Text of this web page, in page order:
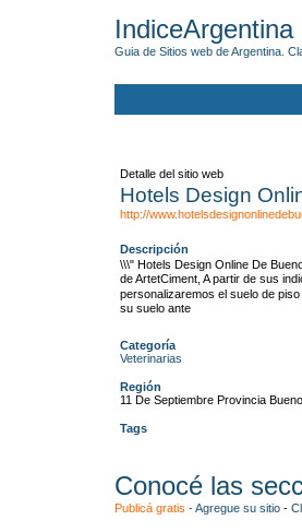
IndiceArgentina
Guia de Sitios web de Argentina.
Detalle del sitio web
Hotels Design
http://
Descripción
\\\" Hotels Design Online De
de ArtetCiment, A partir de sus
personalizaremos el suelo de
su suelo ante
Categoría
Veterinarias
Región
11 De Septiembre Provincia
Tags
Conocé las
Publicá gratis -Agregue su sitio -